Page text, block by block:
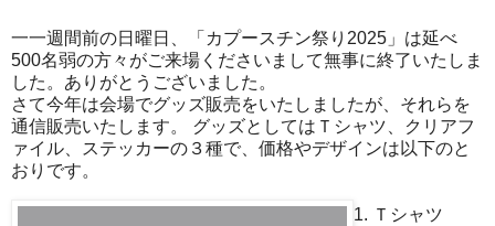
一一週間前の日曜日、「カプースチン祭り2025」は延べ
500名弱の方々がご来場くださいまして無事に終了いたしま
した。ありがとうございました。
さて今年は会場でグッズ販売をいたしましたが、それらを
通信販売いたします。 グッズとしてはＴシャツ、クリアフ
ァイル、ステッカーの３種で、価格やデザインは以下のと
おりです。
1. Ｔシャツ